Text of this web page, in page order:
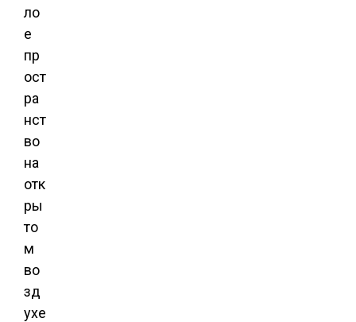
ло
е
пр
ост
ра
нст
во
на
отк
ры
то
м
во
зд
ухе